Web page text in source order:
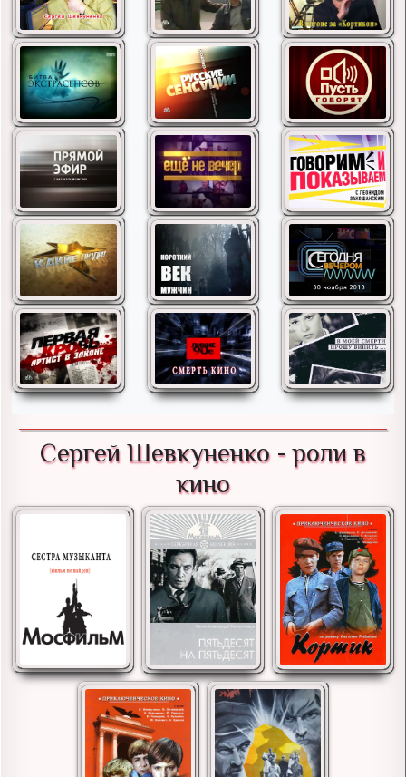
Сергей Шевкуненко - роли в
кино